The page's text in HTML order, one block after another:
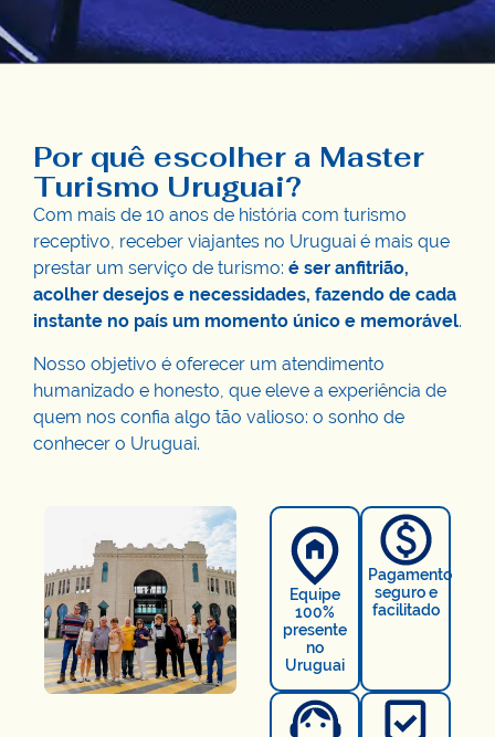
Por quê escolher a Master
Turismo Uruguai?
Com mais de 10 anos de história com turismo
receptivo, receber viajantes no Uruguai é mais que
prestar um serviço de turismo: é ser anfitrião,
acolher desejos e necessidades, fazendo de cada
instante no país um momento único e memorável.
Nosso objetivo é oferecer um atendimento
humanizado e honesto, que eleve a experiência de
quem nos confia algo tão valioso: o sonho de
conhecer o Uruguai.
Equipe
100%
presente
no
Uruguai
Pagamento
seguro e
facilitado